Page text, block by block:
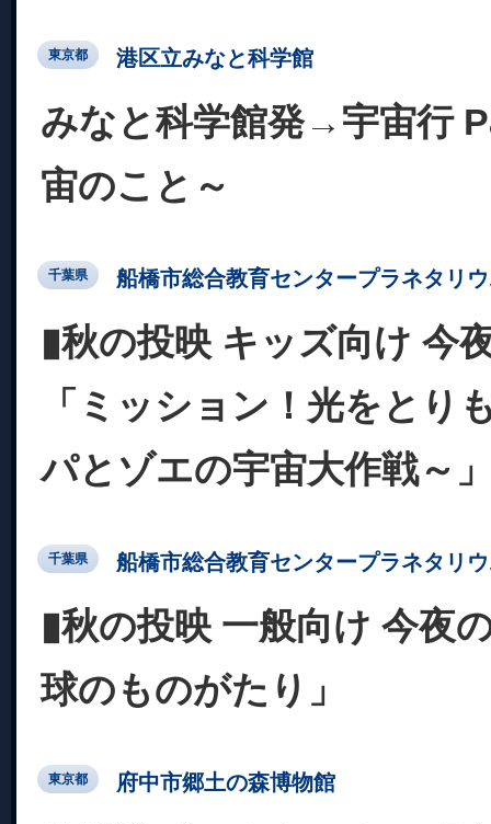
東京都 港区立みなと科学館
みなと科学館発→宇宙行
宙のこと～
千葉県 船橋市総合教育センタープラネタリ
▮秋の投映 キッズ向け 今
「ミッション！光をとり
パとゾエの宇宙大作戦～
千葉県 船橋市総合教育センタープラネタリ
▮秋の投映 一般向け 今夜
球のものがたり」
東京都 府中市郷土の森博物館